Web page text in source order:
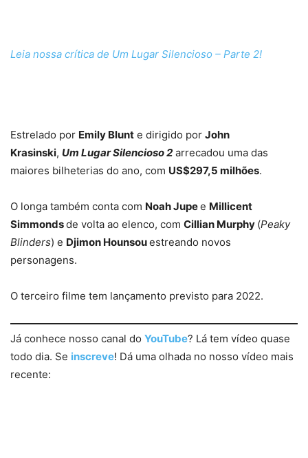
Leia nossa crítica de Um Lugar Silencioso – Parte 2!
Estrelado por Emily Blunt e dirigido por John
Krasinski, Um Lugar Silencioso 2 arrecadou uma das
maiores bilheterias do ano, com US$297,5 milhões.
O longa também conta com Noah Jupee Millicent
Simmondsde volta ao elenco, com Cillian Murphy (Peaky
Blinders) e Djimon Hounsouestreando novos
personagens.
O terceiro filme tem lançamento previsto para 2022.
Já conhece nosso canal do YouTube? Lá tem vídeo quase
todo dia. Se inscreve! Dá uma olhada no nosso vídeo mais
recente: